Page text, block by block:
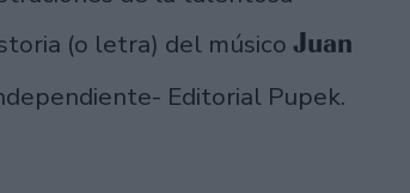
(o letra) del músico Juan
Editorial Pupek.